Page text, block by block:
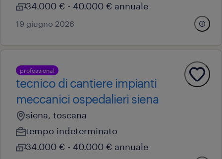
34.000 € - 40.000 € annuale
19 giugno 2026
professional
tecnico di cantiere impianti
meccanici ospedalieri siena
siena, toscana
tempo indeterminato
34.000 € - 40.000 € annuale